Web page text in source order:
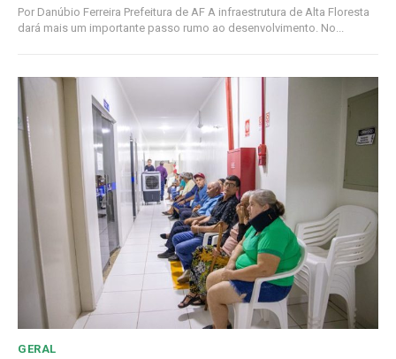
Por Danúbio Ferreira Prefeitura de AF A infraestrutura de Alta Floresta
dará mais um importante passo rumo ao desenvolvimento. No...
GERAL